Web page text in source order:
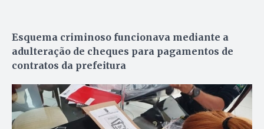
Esquema criminoso funcionava mediante a
adulteração de cheques para pagamentos de
contratos da prefeitura